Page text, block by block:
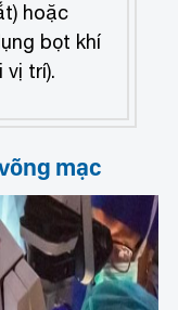
hoặc
bọt khí
trí).
mạc